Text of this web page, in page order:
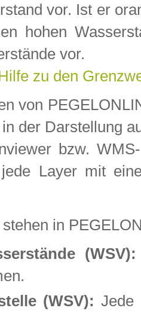
vor. Ist er
hohen
vor.
zu den
von
der Darstellung
bzw.
Layer mit
in
(WSV):
(WSV): Jede